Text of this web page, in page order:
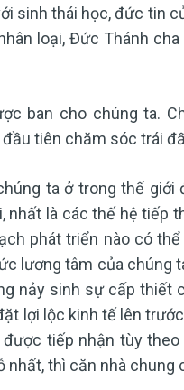
sinh thái học, đức tin
loại, Đức Thánh
ban cho chúng ta.
tiên chăm sóc trái
ta ở trong thế giới
là các thế hệ tiếp
phát triển nào có
lương tâm của chúng
nảy sinh sự cấp thiết
lợi lộc kinh tế lên
tiếp nhận tùy
thì căn nhà chung